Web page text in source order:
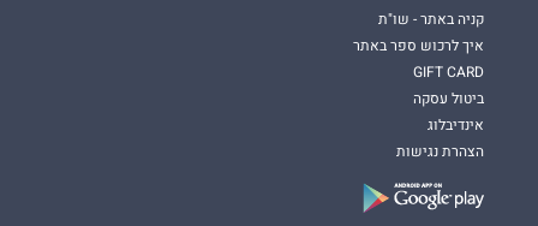
קניה באתר - שו"ת
איך לרכוש ספר באתר
GIFT CARD
ביטול עסקה
אינדיבלוג
הצהרת נגישות